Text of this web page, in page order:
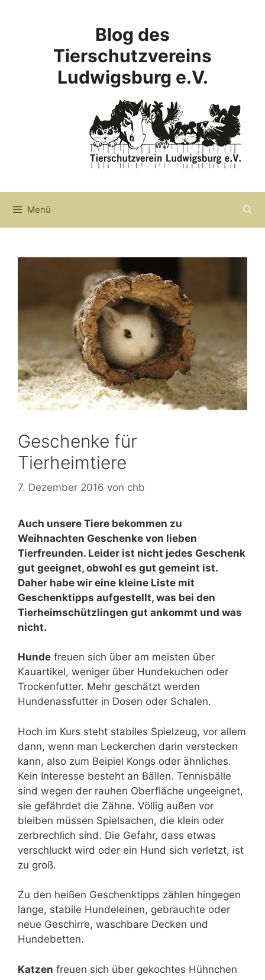
Blog des
Tierschutzvereins
Ludwigsburg e.V.
Menü
Geschenke für
Tierheimtiere
7. Dezember 2016 von chb
Auch unsere Tiere bekommen zu
Weihnachten Geschenke von lieben
Tierfreunden. Leider ist nicht jedes Geschenk
gut geeignet, obwohl es gut gemeint ist.
Daher habe wir eine kleine Liste mit
Geschenktipps aufgestellt, was bei den
Tierheimschützlingen gut ankommt und was
nicht.
Hunde freuen sich über am meisten über
Kauartikel, weniger über Hundekuchen oder
Trockenfutter. Mehr geschätzt werden
Hundenassfutter in Dosen oder Schalen.
Hoch im Kurs steht stabiles Spielzeug, vor allem
dann, wenn man Leckerchen darin verstecken
kann, also zum Beipiel Kongs oder ähnliches.
Kein Interesse besteht an Bällen. Tennisbälle
sind wegen der rauhen Oberfläche ungeeignet,
sie gefährdet die Zähne. Völlig außen vor
bleiben müssen Spielsachen, die klein oder
zerbrechlich sind. Die Gefahr, dass etwas
verschluckt wird oder ein Hund sich verletzt, ist
zu groß.
Zu den heißen Geschenktipps zählen hingegen
lange, stabile Hundeleinen, gebrauchte oder
neue Geschirre, waschbare Decken und
Hundebetten.
Katzen freuen sich über gekochtes Hühnchen